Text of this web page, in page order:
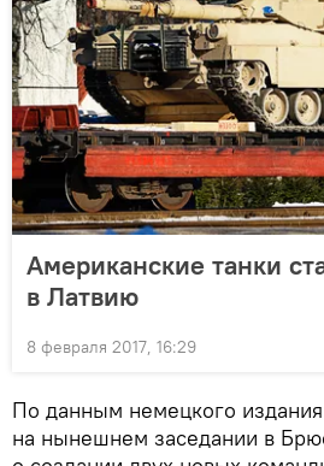
Американские танки
в Латвию
8 февраля 2017, 16:29
По данным немецкого издания
на нынешнем заседании в